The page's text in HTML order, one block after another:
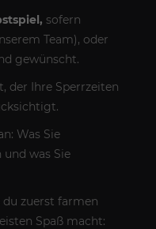
sofern
Team), oder
gewünscht.
der Ihre Sperrzeiten
Was Sie
was Sie
zuerst farmen
Spaß macht: